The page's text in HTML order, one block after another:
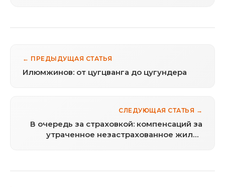
← ПРЕДЫДУЩАЯ СТАТЬЯ
Илюмжинов: от цугцванга до цугундера
СЛЕДУЮЩАЯ СТАТЬЯ →
В очередь за страховкой: компенсаций за
утраченное незастрахованное жилье